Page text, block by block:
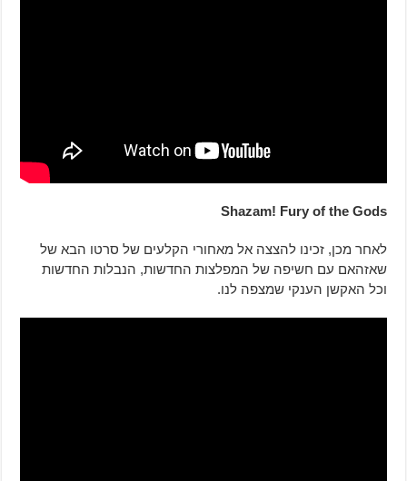
Shazam! Fury of the Gods
לאחר מכן, זכינו להצצה אל מאחורי הקלעים של סרטו הבא של
שאזהאם עם חשיפה של המפלצות החדשות, הנבלות החדשות
וכל האקשן הענקי שמצפה לנו.